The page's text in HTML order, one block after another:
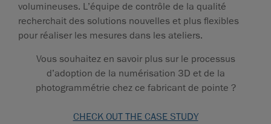
volumineuses. L’équipe de contrôle de la qualité
recherchait des solutions nouvelles et plus flexibles
pour réaliser les mesures dans les ateliers.
Vous souhaitez en savoir plus sur le processus
d’adoption de la numérisation 3D et de la
photogrammétrie chez ce fabricant de pointe ?
CHECK OUT THE CASE STUDY